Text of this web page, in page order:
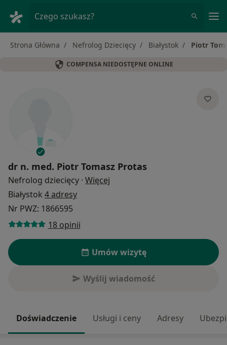
Czego szukasz?
Strona Główna Nefrolog Dziecięcy Białystok Piotr
COMPENSA NIEDOSTĘPNE ONLINE
dr n. med. Piotr Tomasz Protas
Nefrolog dziecięcy · Więcej
Białystok 4 adresy
Nr PWZ: 1866595
18 opinii
Umów wizytę
Wyślij wiadomość
Doświadczenie Usługi i ceny Adresy